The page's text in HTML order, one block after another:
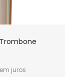
juros